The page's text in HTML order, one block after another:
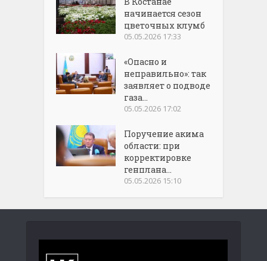
начинается сезон
цветочных клумб
05.05.2026 17:33
«Опасно и
неправильно»: так
заявляет о подводе
газа...
05.05.2026 17:02
Поручение акима
области: при
корректировке
генплана...
05.05.2026 15:10